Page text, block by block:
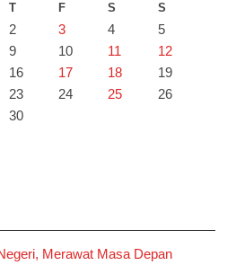
T F S S
2 3 4
5
9 10 11
12
16 17 18
19
23 24 25
26
30
Merawat Masa Depan